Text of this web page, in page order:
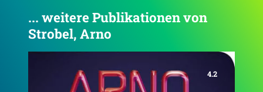
... weitere Publikationen von
Strobel, Arno
4.5